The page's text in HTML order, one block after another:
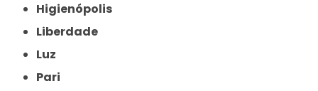
Higienópolis
Liberdade
Luz
Pari